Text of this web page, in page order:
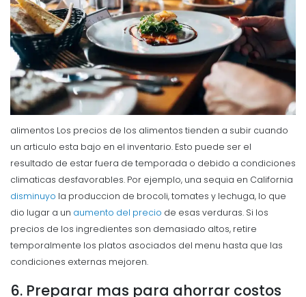
alimentos Los precios de los alimentos tienden a subir cuando
un articulo esta bajo en el inventario. Esto puede ser el
resultado de estar fuera de temporada o debido a condiciones
climaticas desfavorables. Por ejemplo, una sequia en California
disminuyo la produccion de brocoli, tomates y lechuga, lo que
dio lugar a un aumento del precio de esas verduras. Si los
precios de los ingredientes son demasiado altos, retire
temporalmente los platos asociados del menu hasta que las
condiciones externas mejoren.
6. Preparar mas para ahorrar costos